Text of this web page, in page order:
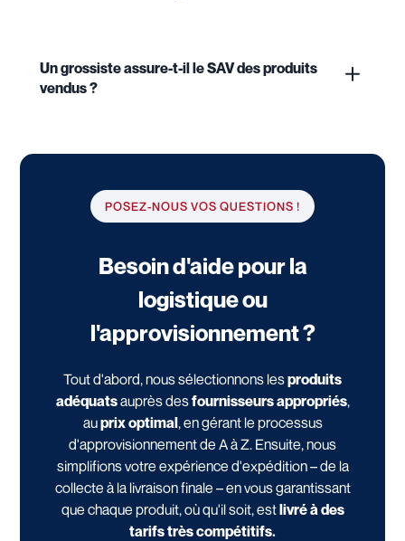
Un grossiste assure-t-il le SAV des produits
vendus ?
POSEZ-NOUS VOS QUESTIONS !
Besoin d'aide pour la
logistique ou
l'approvisionnement ?
Tout d'abord, nous sélectionnons lesproduits
adéquatsauprès desfournisseurs appropriés,
auprix optimal, en gérant le processus
d'approvisionnement de A à Z. Ensuite, nous
simplifions votre expérience d'expédition – de la
collecte à la livraison finale – en vous garantissant
que chaque produit, où qu'il soit, estlivré à des
tarifs très compétitifs.